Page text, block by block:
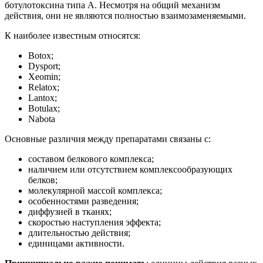
ботулотоксина типа А. Несмотря на общий механизм
действия, они не являются полностью взаимозаменяемыми.
К наиболее известным относятся:
Botox;
Dysport;
Xeomin;
Relatox;
Lantox;
Botulax;
Nabota
Основные различия между препаратами связаны с:
составом белкового комплекса;
наличием или отсутствием комплексообразующих
белков;
молекулярной массой комплекса;
особенностями разведения;
диффузией в тканях;
скоростью наступления эффекта;
длительностью действия;
единицами активности.